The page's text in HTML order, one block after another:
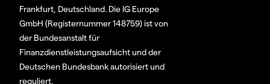
Frankfurt, Deutschland. Die IG Europe
GmbH (Registernummer 148759) ist von
der Bundesanstalt für
Finanzdienstleistungsaufsicht und der
Deutschen Bundesbank autorisiert und
reguliert.